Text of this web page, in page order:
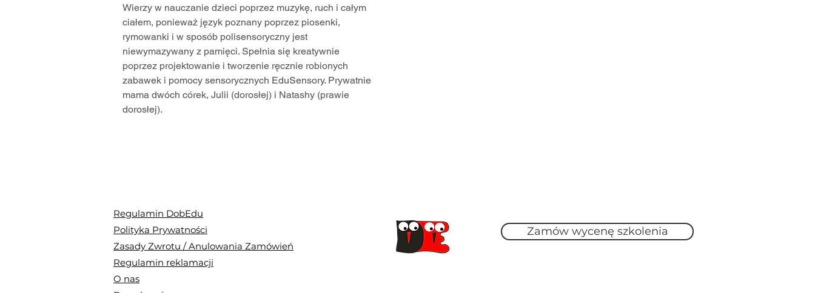
Wierzy w nauczanie dzieci poprzez muzykę, ruch i całym
ciałem, ponieważ język poznany poprzez piosenki,
rymowanki i w sposób polisensoryczny jest
niewymazywany z pamięci. Spełnia się kreatywnie
poprzez projektowanie i tworzenie ręcznie robionych
zabawek i pomocy sensorycznych EduSensory. Prywatnie
mama dwóch córek, Julii (dorosłej) i Natashy (prawie
dorosłej).
Regulamin DobEdu
Polityka Prywatności
Zasady Zwrotu / Anulowania Zamówień
Regulamin reklamacji
O nas
Zamów wycenę szkolenia